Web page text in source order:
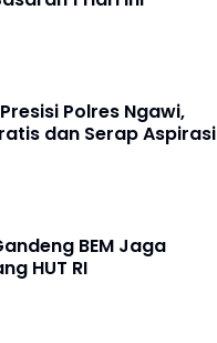
Polres Ngawi,
dan Serap Aspirasi
BEM Jaga
HUT RI